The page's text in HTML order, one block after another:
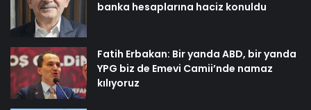
banka hesaplarına haciz konuldu
Fatih Erbakan: Bir yanda ABD, bir yanda
YPG biz de Emevi Camii’nde namaz
kılıyoruz